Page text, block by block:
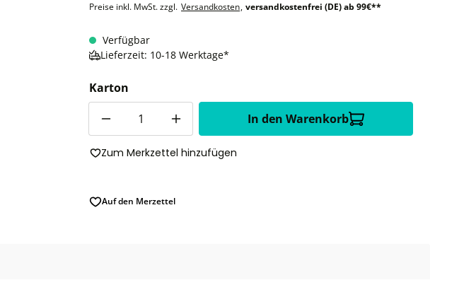
Preise inkl. MwSt. zzgl. Versandkosten, versandkostenfrei (DE) ab 99€**
Verfügbar
Lieferzeit: 10-18 Werktage*
Karton
In den Warenkorb
Zum Merkzettel hinzufügen
Auf den Merzettel